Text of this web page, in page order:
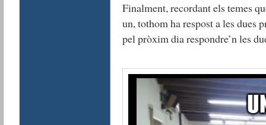
Finalment, recordant els temes
un, tothom ha respost a les dues
pel pròxim dia respondre’n les